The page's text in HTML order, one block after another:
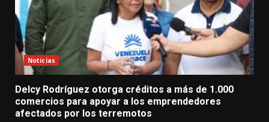
Noticias
Delcy Rodríguez otorga créditos a más de 1.000
comercios para apoyar a los emprendedores
afectados por los terremotos